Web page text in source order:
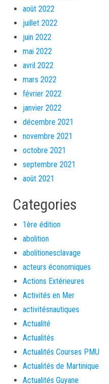
août 2022
juillet 2022
juin 2022
mai 2022
avril 2022
mars 2022
février 2022
janvier 2022
décembre 2021
novembre 2021
octobre 2021
septembre 2021
août 2021
Categories
1ère édition
abolition
abolitionesclavage
acteurs économiques
Actions Extérieures
Activités en Mer
activitésnautiques
Actualité
Actualités
Actualités Courses PMU
Actualités de Martinique
Actualités Guyane